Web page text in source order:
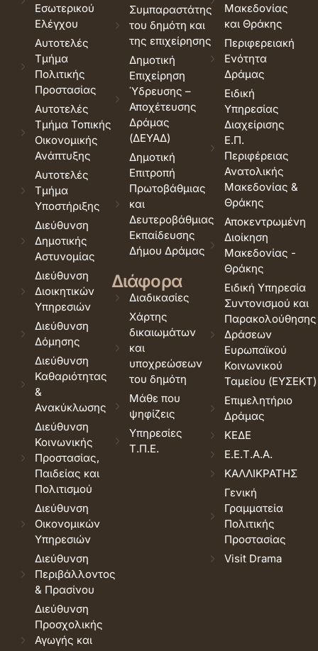
Εσωτερικού
Ελέγχου
Αυτοτελές
Τμήμα
Πολιτικής
Προστασίας
Αυτοτελές
Τμήμα Τοπικής
Οικονομικής
Ανάπτυξης
Αυτοτελές
Τμήμα
Υποστήριξης
Διεύθυνση
Δημοτικής
Αστυνομίας
Διεύθυνση
Διοικητικών
Υπηρεσιών
Διεύθυνση
Δόμησης
Διεύθυνση
Καθαριότητας
&
Ανακύκλωσης
Διεύθυνση
Κοινωνικής
Προστασίας,
Παιδείας και
Πολιτισμού
Διεύθυνση
Οικονομικών
Υπηρεσιών
Διεύθυνση
Περιβάλλοντος
& Πρασίνου
Διεύθυνση
Προσχολικής
Αγωγής και
Συμπαραστάτης
του δημότη και
της επιχείρησης
Δημοτική
Επιχείρηση
Ύδρευσης –
Αποχέτευσης
Δράμας
(ΔΕΥΑΔ)
Δημοτική
Επιτροπή
Πρωτοβάθμιας
και
Δευτεροβάθμιας
Εκπαίδευσης
Δήμου Δράμας
Διάφορα
Διαδικασίες
Χάρτης
δικαιωμάτων
και
υποχρεώσεων
του δημότη
Μάθε που
ψηφίζεις
Υπηρεσίες
Τ.Π.Ε.
Μακεδονίας
και Θράκης
Περιφερειακή
Ενότητα
Δράμας
Ειδική
Υπηρεσίας
Διαχείρισης
Ε.Π.
Περιφέρειας
Ανατολικής
Μακεδονίας &
Θράκης
Αποκεντρωμένη
Διοίκηση
Μακεδονίας -
Θράκης
Ειδική Υπηρεσία
Συντονισμού και
Παρακολούθησης
Δράσεων
Ευρωπαϊκού
Κοινωνικού
Ταμείου (ΕΥΣΕΚΤ)
Επιμελητήριο
Δράμας
ΚΕΔΕ
Ε.Ε.Τ.Α.Α.
ΚΑΛΛΙΚΡΑΤΗΣ
Γενική
Γραμματεία
Πολιτικής
Προστασίας
Visit Drama